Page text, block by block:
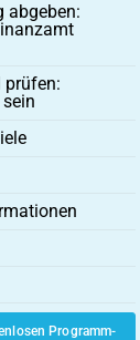
abgeben:
prüfen:
Programm-